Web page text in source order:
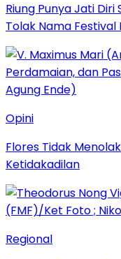
Riung Punya Jati Diri
Tolak Nama Festival
Opini
Flores Tidak
Ketidakadilan
Regional